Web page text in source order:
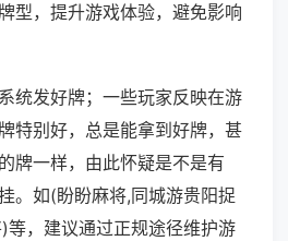
型，提升游戏体验，避免影响
统发好牌；一些玩家反映在游
特别好，总是能拿到好牌，甚
牌一样，由此怀疑是不是有
。如(盼盼麻将,同城游贵阳捉
等，建议通过正规途径维护游